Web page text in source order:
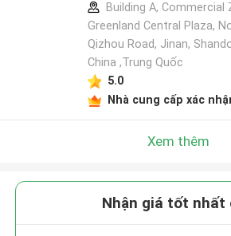
Building A, Commercial
Greenland Central Plaza,
Qizhou Road, Jinan,
China ,Trung Quốc
5.0
Nhà cung cấp xác
Xem thêm
Nhận giá tốt nhất